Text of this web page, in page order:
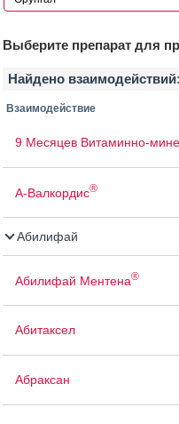
Выберите препарат для
Найдено взаимодействий:
Взаимодействие
9 Месяцев Витаминно-
А-Валкордис®
Абилифай
Абилифай Ментена®
Абитаксел
Абраксан